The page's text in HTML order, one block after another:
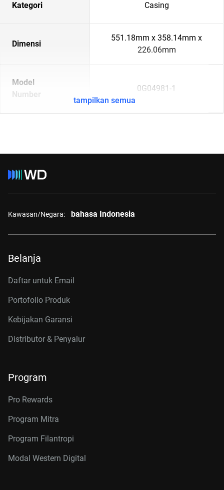
Kategori Casing
Dimensi
551.18mm x 358.14mm x
226.06mm
Model
Number
0G04981-1
tampilkan semua
Kawasan/Negara: bahasa Indonesia
Belanja
Daftar untuk Email
Portofolio Produk
Kebijakan Garansi
Distributor & Penyalur
Program
Pro Rewards
Program Mitra
Program Filantropi
Modal Western Digital